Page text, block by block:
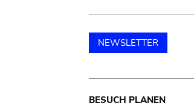
NEWSLETTER
BESUCH PLANEN